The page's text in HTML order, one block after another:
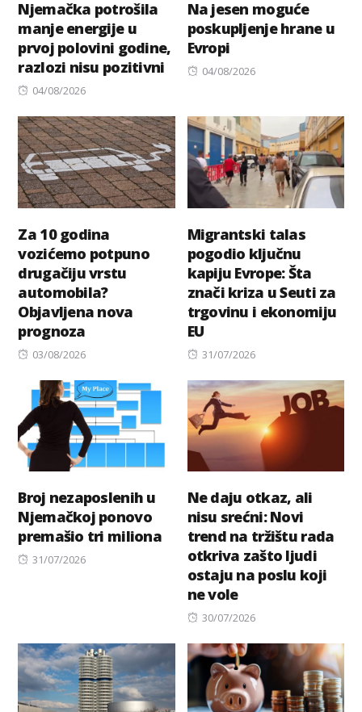
Njemačka potrošila
manje energije u
prvoj polovini godine,
razlozi nisu pozitivni
Posted
04/08/2026
Na jesen moguće
poskupljenje hrane u
Evropi
Posted
04/08/2026
Za 10 godina
vozićemo potpuno
drugačiju vrstu
automobila?
Objavljena nova
prognoza
Posted
03/08/2026
Migrantski talas
pogodio ključnu
kapiju Evrope: Šta
znači kriza u Seuti za
trgovinu i ekonomiju
EU
Posted
31/07/2026
Broj nezaposlenih u
Njemačkoj ponovo
premašio tri miliona
Posted
31/07/2026
Ne daju otkaz, ali
nisu srećni: Novi
trend na tržištu rada
otkriva zašto ljudi
ostaju na poslu koji
ne vole
Posted
30/07/2026